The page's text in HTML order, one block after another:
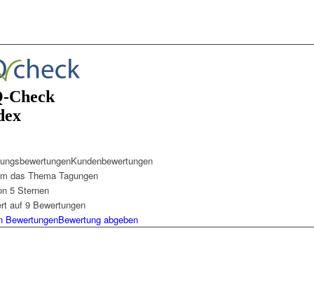
Kundenbewertungen
das Thema Tagungen
5 Sternen
auf9 Bewertungen
BewertungenBewertung abgeben